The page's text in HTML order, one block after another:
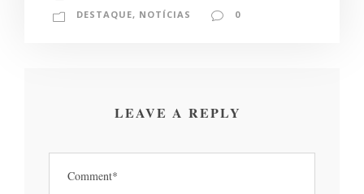
DESTAQUE, NOTÍCIAS 0
LEAVE A REPLY